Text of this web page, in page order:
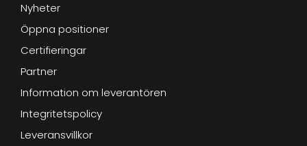
Nyheter
Öppna positioner
Certifieringar
Partner
Information om leverantören
Integritetspolicy
Leveransvillkor